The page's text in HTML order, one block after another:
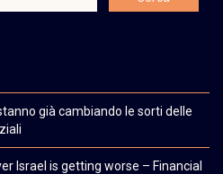
già cambiando le sorti delle
Israel is getting worse – Financial